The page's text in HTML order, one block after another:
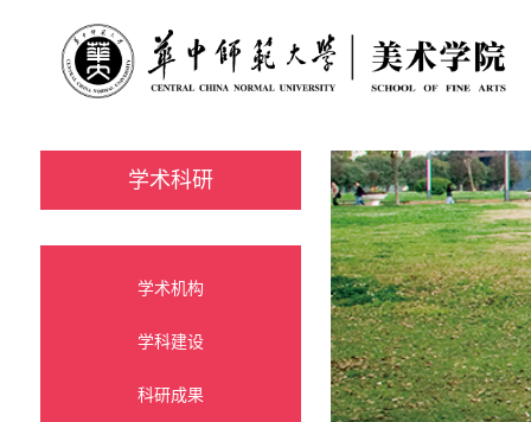
学术科研
学术机构
学科建设
科研成果